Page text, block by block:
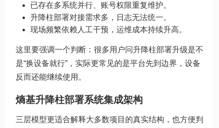
已存在多系统并行、账号权限重复维护。
升降柱部署对接需求多，日志无法统一。
现场频繁依赖人工干预，运维成本持续升高。
这里要强调一个判断：很多用户问升降柱部署升级是不
是“换设备就行”，实际更常见的是平台先到边界，设备
反而还能继续使用。
熵基升降柱部署系统集成架构
三层模型更适合解释大多数项目的真实结构，也方便判